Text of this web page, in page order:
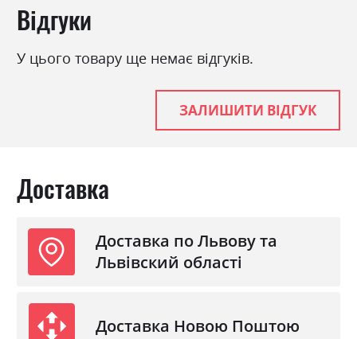
Відгуки
У цього товару ще немає відгуків.
ЗАЛИШИТИ ВІДГУК
Доставка
Доставка по Львову та
Львівский області
Доставка Новою Поштою